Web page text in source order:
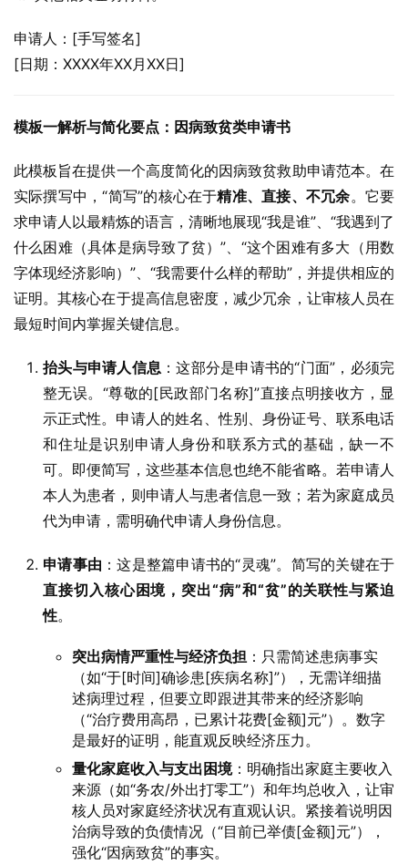
申请人：[手写签名]
[日期：XXXX年XX月XX日]
模板一解析与简化要点：因病致贫类申请书
此模板旨在提供一个高度简化的因病致贫救助申请范本。在
实际撰写中，“简写”的核心在于精准、直接、不冗余。它要
求申请人以最精炼的语言，清晰地展现“我是谁”、“我遇到了
什么困难（具体是病导致了贫）”、“这个困难有多大（用数
字体现经济影响）”、“我需要什么样的帮助”，并提供相应的
证明。其核心在于提高信息密度，减少冗余，让审核人员在
最短时间内掌握关键信息。
抬头与申请人信息 ：这部分是申请书的“门面”，必须完
整无误。“尊敬的[民政部门名称]”直接点明接收方，显
示正式性。申请人的姓名、性别、身份证号、联系电话
和住址是识别申请人身份和联系方式的基础，缺一不
可。即便简写，这些基本信息也绝不能省略。若申请人
本人为患者，则申请人与患者信息一致；若为家庭成员
代为申请，需明确代申请人身份信息。
申请事由 ：这是整篇申请书的“灵魂”。简写的关键在于
直接切入核心困境，突出“病”和“贫”的关联性与紧迫
性。
突出病情严重性与经济负担 ：只需简述患病事实
（如“于[时间]确诊患[疾病名称]”），无需详细描
述病理过程，但要立即跟进其带来的经济影响
（“治疗费用高昂，已累计花费[金额]元”）。数字
是最好的证明，能直观反映经济压力。
量化家庭收入与支出困境：明确指出家庭主要收入
来源（如“务农/外出打零工”）和年均总收入，让审
核人员对家庭经济状况有直观认识。紧接着说明因
治病导致的负债情况（“目前已举债[金额]元”），
强化“因病致贫”的事实。